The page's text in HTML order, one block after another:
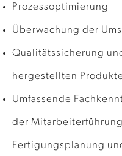
Prozessoptimierung
Überwachung der
Qualitätssicherung
hergestellten Produkte
Umfassende
der
Fertigungsplanung